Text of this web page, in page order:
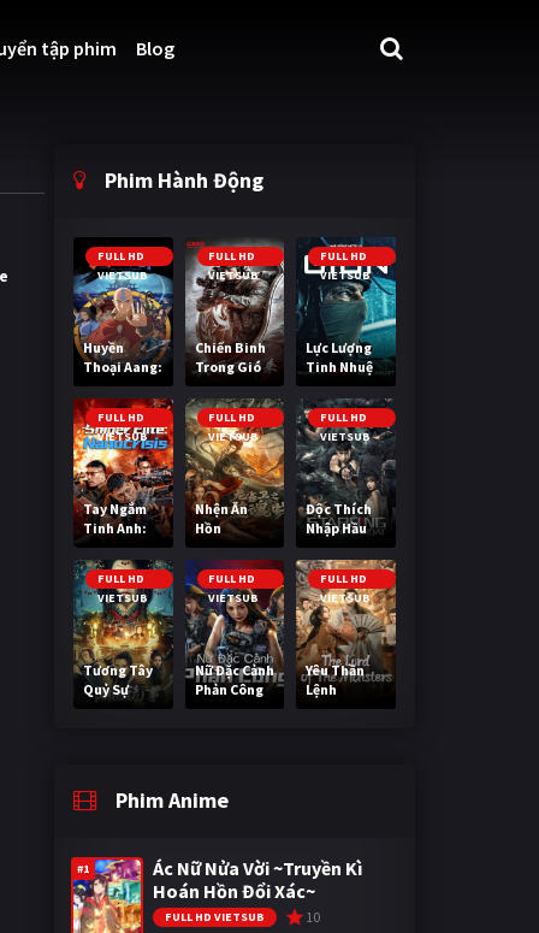
tập phim Blog
Phim Hành Động
FULL HD
VIETSUB
Huyền
Thoại Aang:
Tiết Khí Sư
Cuối Cùng
FULL HD
VIETSUB
Chiến Binh
Trong Gió
FULL HD
VIETSUB
Lực Lượng
Tinh Nhuệ
FULL HD
VIETSUB
Tay Ngắm
Tinh Anh:
Nguy Cơ
Nano
FULL HD
VIETSUB
Nhện Ăn
Hồn
FULL HD
VIETSUB
Độc Thích
Nhập Hầu
FULL HD
VIETSUB
Tương Tây
Quỷ Sự
FULL HD
VIETSUB
Nữ Đặc Cảnh
Phản Công
FULL HD
VIETSUB
Yêu Thần
Lệnh
Phim Anime
#1
Ác Nữ Nửa Vời ~Truyền Kì
Hoán Hồn Đổi Xác~
FULL HD VIETSUB 10